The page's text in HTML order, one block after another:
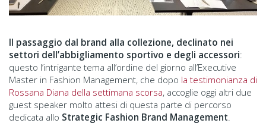
Il passaggio dal brand alla collezione, declinato nei
settori dell’abbigliamento sportivo e degli accessori:
questo l’intrigante tema all’ordine del giorno all’Executive
Master in Fashion Management, che dopo la testimonianza di
Rossana Diana della settimana scorsa, accoglie oggi altri due
guest speaker molto attesi di questa parte di percorso
dedicata allo Strategic Fashion Brand Management